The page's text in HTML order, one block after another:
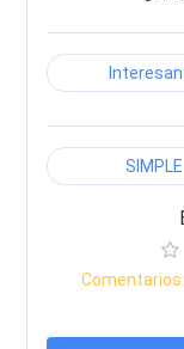
SIMPLE
Comentarios: